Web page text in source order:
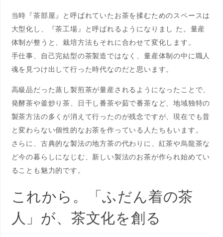
当時『茶部屋』と呼ばれていたお茶を揉むためのスペースは
大型化し、『茶工場』と呼ばれるようになりまし た。量産
体制が整うと、栽培方法もそれに合わせて変化します。
手仕事、自己完結型の茶製造ではなく、量産体制の中に職人
魂を見つけ出して行った時代なのだと思います。
高級品だった蒸し製煎茶が量産されるようになったことで、
発酵茶や釜炒り茶、日干し番茶や茹で番茶など、地域独特の
製茶方法の多くが消えて行ったのが残念ですが、現在でも昔
と変わらない個性的なお茶を作っている人たちもいます。
さらに、古典的な製法の地方茶の代わりに、紅茶や烏龍茶な
ど今の暮らしになじむ、新しい製法のお茶が作られ始めてい
ることも魅力的です。
これから。「ふだん着の茶
人」が、茶文化を創る